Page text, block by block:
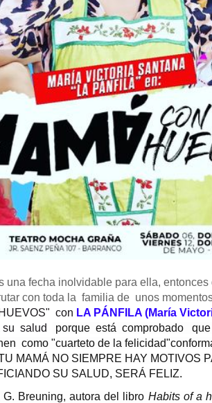
una fecha inolvidable para ella,
con toda la familia de unos
con LA PÁNFILA (María
su salud
porque está comprobado que
como "cuarteto de la
MAMÁ NO SIEMPRE HAY MOTIVOS
SU SALUD, SERÁ FELIZ.
G. Breuning, autora del libro Habits of a